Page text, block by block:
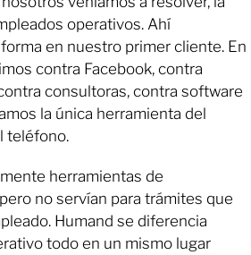
operativos. Ahí
en nuestro primer cliente. En
contra Facebook, contra
consultoras, contra software
la única herramienta del
teléfono.
herramientas de
no servían para trámites que
Humand se diferencia
todo en un mismo lugar